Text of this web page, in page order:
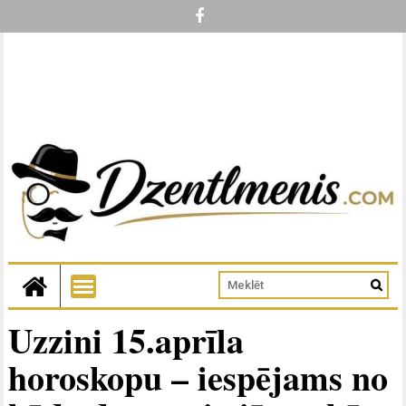
Uzzini 15.aprīla
horoskopu – iespējams no